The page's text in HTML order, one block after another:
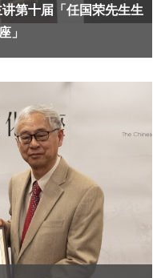
第十届「任国荣先生生
」